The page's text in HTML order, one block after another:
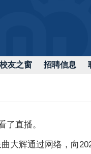
校友之窗 招聘信息
直播。
大辉通过网络，向